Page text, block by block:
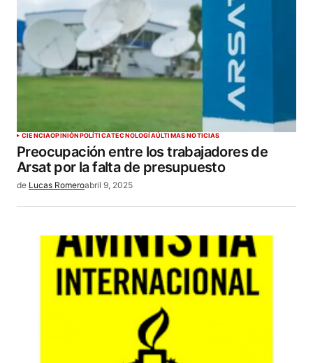
CIENCIAOPINIÓNPOLÍTICATECNOLOGÍAÚLTIMAS NOTICIAS
Preocupación entre los trabajadores de
Arsat por la falta de presupuesto
de Lucas Romeroabril 9, 2025